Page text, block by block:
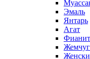
Эмаль
Янтарь
Агат
Фианит